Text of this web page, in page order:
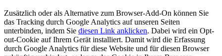
Zusätzlich oder als Alternative zum Browser-Add-On können Sie
das Tracking durch Google Analytics auf unseren Seiten
unterbinden, indem Sie diesen Link anklicken. Dabei wird ein Opt-
out-Cookie auf Ihrem Gerät installiert. Damit wird die Erfassung
durch Google Analytics für diese Website und für diesen Browser